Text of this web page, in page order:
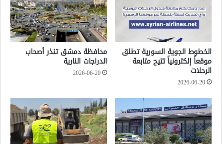
الخطوط الجوية السورية تطلق
موقعاً إلكترونياً تتيح متابعة
الرحلات
2026-06-20
محافظة دمشق تنذر أصحاب
الدراجات النارية
2026-06-20